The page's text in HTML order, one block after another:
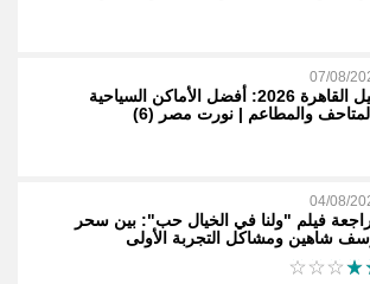
07/08/
دليل القاهرة 2026: أفضل الأماكن السياحية
والمطاعم | نورت مصر (6)
04/08/
فيلم "ولنا في الخيال حب": بين سحر
شاهين ومشاكل التجربة الأولى